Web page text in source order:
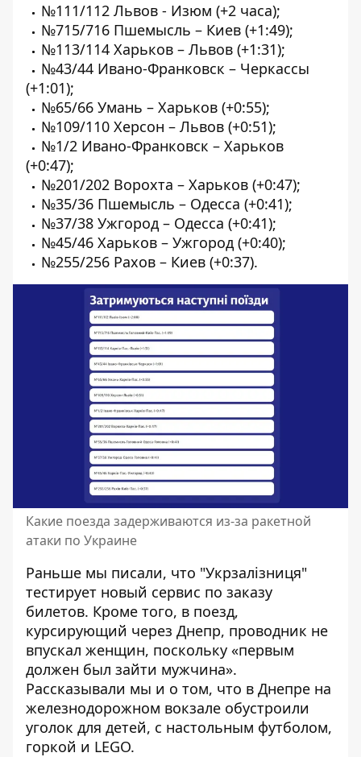
№111/112 Львов - Изюм (+2 часа);
№715/716 Пшемысль – Киев (+1:49);
№113/114 Харьков – Львов (+1:31);
№43/44 Ивано-Франковск – Черкассы
(+1:01);
№65/66 Умань – Харьков (+0:55);
№109/110 Херсон – Львов (+0:51);
№1/2 Ивано-Франковск – Харьков
(+0:47);
№201/202 Ворохта – Харьков (+0:47);
№35/36 Пшемысль – Одесса (+0:41);
№37/38 Ужгород – Одесса (+0:41);
№45/46 Харьков – Ужгород (+0:40);
№255/256 Рахов – Киев (+0:37).
Какие поезда задерживаются из-за ракетной
атаки по Украине
Раньше мы писали, что "Укрзалізниця"
тестирует новый сервис по заказу
билетов. Кроме того, в поезд,
курсирующий через Днепр, проводник не
впускал женщин, поскольку «первым
должен был зайти мужчина».
Рассказывали мы и о том, что в Днепре на
железнодорожном вокзале обустроили
уголок для детей, с настольным футболом,
горкой и LEGO.